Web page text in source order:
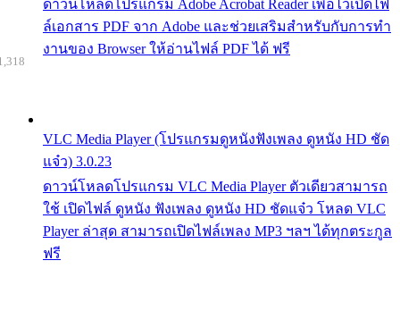
ดาวน์โหลดโปรแกรม Adobe Acrobat Reader เพื่อไว้เปิดไฟ
ล์เอกสาร PDF จาก Adobe และช่วยเสริมสำหรับกับการทำ
งานของ Browser ให้อ่านไฟล์ PDF ได้ ฟรี
VLC Media Player (โปรแกรมดูหนังฟังเพลง ดูหนัง HD ชัด
แจ๋ว) 3.0.23
ดาวน์โหลดโปรแกรม VLC Media Player ตัวเดียวสามารถ
ใช้ เปิดไฟล์ ดูหนัง ฟังเพลง ดูหนัง HD ชัดแจ๋ว โหลด VLC
Player ล่าสุด สามารถเปิดไฟล์เพลง MP3 ฯลฯ ได้ทุกตระกูล
ฟรี